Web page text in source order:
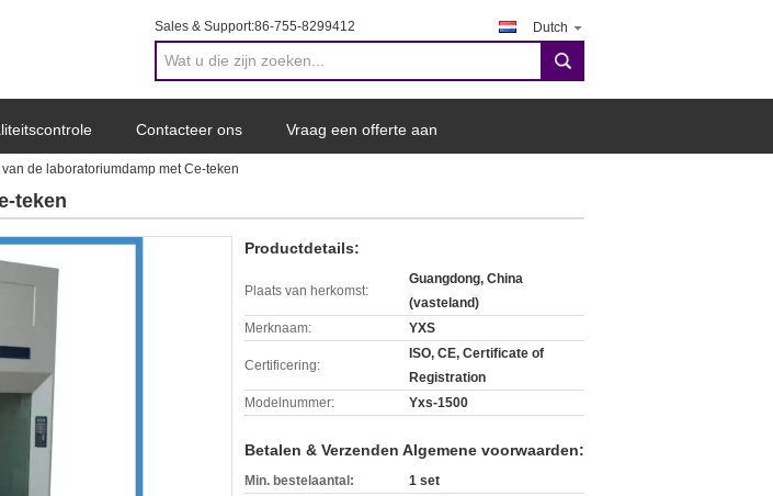
Sales & Support:86-755-8299412 Dutch
search
Contacteer ons Vraag een offerte aan
de laboratoriumdamp met Ce-teken
teken
Productdetails:
Plaats van herkomst:
Guangdong, China
(vasteland)
Merknaam:
YXS
Certificering:
ISO, CE, Certificate of
Registration
Modelnummer:
Yxs-1500
Betalen & Verzenden Algemene voorwaarden:
Min. bestelaantal:
1 set